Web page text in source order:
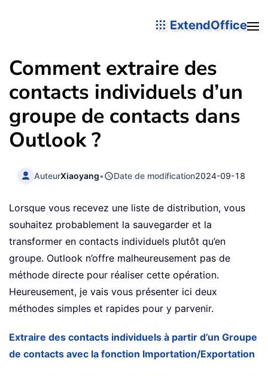
ExtendOffice
Comment extraire des
contacts individuels d’un
groupe de contacts dans
Outlook ?
AuteurXiaoyang• Date de modification2024-09-18
Lorsque vous recevez une liste de distribution, vous
souhaitez probablement la sauvegarder et la
transformer en contacts individuels plutôt qu’en
groupe. Outlook n’offre malheureusement pas de
méthode directe pour réaliser cette opération.
Heureusement, je vais vous présenter ici deux
méthodes simples et rapides pour y parvenir.
Extraire des contacts individuels à partir d’un Groupe
de contacts avec la fonction Importation/Exportation